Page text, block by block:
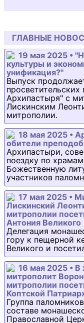
ГЛАВНЫЕ
19 мая 2025 •
культуры и
унификация?"
Выпуск
Архипастыря" с
Лискинским
митрополии.
18 мая 2025 •
обители
Архипастыри,
поездку по
Божественную
участников
17 мая 2025 •
Лискинский
митрополии
Антония Великого
Делегация
гору к пещерной
Великого и
16 мая 2025 •
митрополит
митрополии
Коптской
Группа
составе
Православной